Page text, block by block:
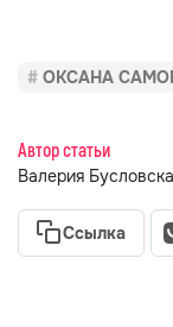
ОКСАНА
Автор статьи
Валерия
Ссылка